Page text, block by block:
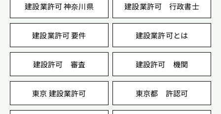
建設業許可 神奈川県 建設業許可 行政書士
建設業許可 要件 建設業許可とは
建設許可 審査 建設許可 機関
東京 建設業許可 東京都 許認可